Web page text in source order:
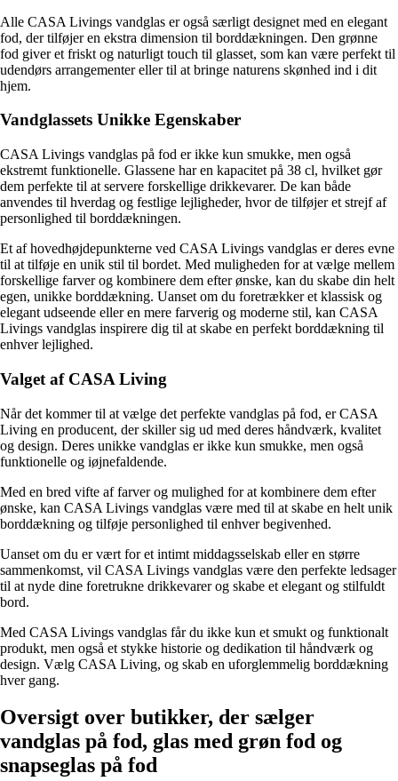
Alle CASA Livings vandglas er også særligt designet med en elegant
fod, der tilføjer en ekstra dimension til borddækningen. Den grønne
fod giver et friskt og naturligt touch til glasset, som kan være perfekt til
udendørs arrangementer eller til at bringe naturens skønhed ind i dit
hjem.
Vandglassets Unikke Egenskaber
CASA Livings vandglas på fod er ikke kun smukke, men også
ekstremt funktionelle. Glassene har en kapacitet på 38 cl, hvilket gør
dem perfekte til at servere forskellige drikkevarer. De kan både
anvendes til hverdag og festlige lejligheder, hvor de tilføjer et strejf af
personlighed til borddækningen.
Et af hovedhøjdepunkterne ved CASA Livings vandglas er deres evne
til at tilføje en unik stil til bordet. Med muligheden for at vælge mellem
forskellige farver og kombinere dem efter ønske, kan du skabe din helt
egen, unikke borddækning. Uanset om du foretrækker et klassisk og
elegant udseende eller en mere farverig og moderne stil, kan CASA
Livings vandglas inspirere dig til at skabe en perfekt borddækning til
enhver lejlighed.
Valget af CASA Living
Når det kommer til at vælge det perfekte vandglas på fod, er CASA
Living en producent, der skiller sig ud med deres håndværk, kvalitet
og design. Deres unikke vandglas er ikke kun smukke, men også
funktionelle og iøjnefaldende.
Med en bred vifte af farver og mulighed for at kombinere dem efter
ønske, kan CASA Livings vandglas være med til at skabe en helt unik
borddækning og tilføje personlighed til enhver begivenhed.
Uanset om du er vært for et intimt middagsselskab eller en større
sammenkomst, vil CASA Livings vandglas være den perfekte ledsager
til at nyde dine foretrukne drikkevarer og skabe et elegant og stilfuldt
bord.
Med CASA Livings vandglas får du ikke kun et smukt og funktionalt
produkt, men også et stykke historie og dedikation til håndværk og
design. Vælg CASA Living, og skab en uforglemmelig borddækning
hver gang.
Oversigt over butikker, der sælger
vandglas på fod, glas med grøn fod og
snapseglas på fod